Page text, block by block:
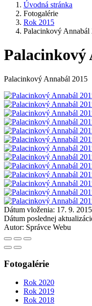
Úvodná stránka
Fotogalérie
Rok 2015
Palacinkový Annabál
Palacinkový
Palacinkový Annabál 2015
Dátum vloženia: 17. 9.
Dátum poslednej
Autor: Správce Webu
Fotogalérie
Rok 2020
Rok 2019
Rok 2018